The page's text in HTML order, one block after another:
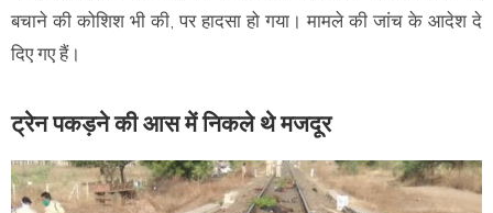
बचाने की कोशिश भी की, पर हादसा हो गया। मामले की जांच के आदेश दे
दिए गए हैं।
ट्रेन पकड़ने की आस में निकले थे मजदूर